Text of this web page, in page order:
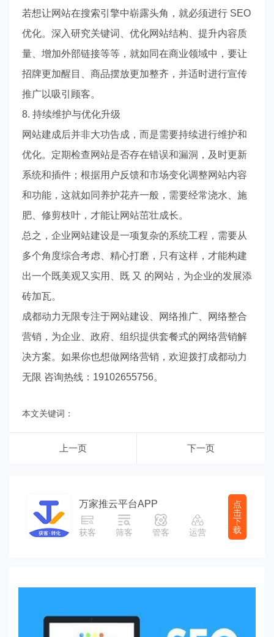
若想让网站在搜索引擎中崭露头角，就必须进行 SEO
优化。深入研究关键词、优化网站结构、提升内容质
量、增加外部链接等等，就如同在商业领域中，要让
招牌更加醒目、商品摆放更加整齐，并适时进行宣传
推广以吸引顾客。
8. 持续维护与优化升级
网站建成后并非大功告成，而是需要持续进行维护和
优化。定期检查网站是否存在错误和漏洞，及时更新
系统和插件；根据用户反馈和市场变化调整网站内容
和功能，这就如同养护花卉一般，需要经常浇水、施
肥、修剪枝叶，才能让网站茁壮成长。
总之，企业网站建设是一项复杂的系统工程，需要从
多个角度综合考虑、精心打磨，只有这样，才能构建
出一个既美观又实用、既 又 的网站，为企业的发展添
砖加瓦。
成都动力无限专注于网站建设、网络推广、网络整合
营销，为企业、政府、组织提供套餐式的网络营销解
决方案。如果你也想做网络营销，欢迎拨打成都动力
无限 咨询热线：19102655756。
本文关键词：
上一页 下一页
万家推云平台APP
获客 筛客 管客 运营
点
击
下
载